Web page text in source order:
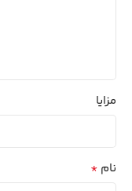
مزایا
نام *